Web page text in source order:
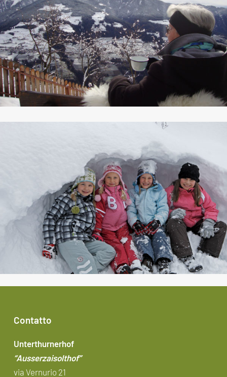
Contatto
Unterthurnerhof
“Ausserzaisolthof”
via Vernurio 21